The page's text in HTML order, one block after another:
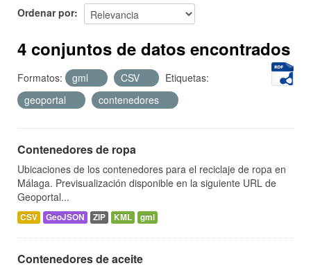
Acerca de
Ordenar por
4 conjuntos de datos encontrados
Formatos: gml CSV
Etiquetas:
geoportal
contenedores
Contenedores de ropa
Ubicaciones de los contenedores para el reciclaje de ropa en
Málaga. Previsualización disponible en la siguiente URL de
Geoportal...
CSV GeoJSON ZIP KML gml
Contenedores de aceite